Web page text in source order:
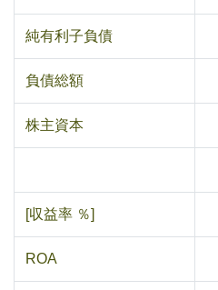
純有利子負債
負債総額
株主資本
[収益率 ％]
ROA